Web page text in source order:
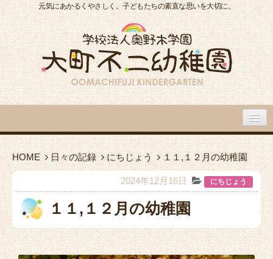
元気にあかるくやさしく。子どもたちの素直な思いを大切に。
大町不二幼稚園について
大町不二幼稚園の１日
入園のご案内
園内施設・アクセス
HOME 日々の記録 にちじょう １１,１２月の幼稚園
2024年12月16日 にちじょう
１１,１２月の幼稚園